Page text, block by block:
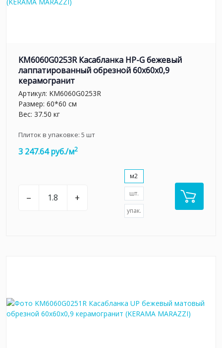
KM6060G0253R Касабланка HP-G бежевый
лаппатированный обрезной 60x60x0,9
керамогранит
Артикул: KM6060G0253R
Размер: 60*60 см
Вес: 37.50 кг
Плиток в упаковке: 5 шт
3 247.64 руб./м2
– +
м2
шт.
упак.